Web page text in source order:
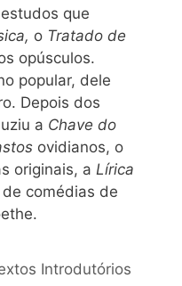
que
o Tratado de
opúsculos.
popular, dele
Depois dos
a Chave do
ovidianos, o
originais, a Lírica
comédias de
Introdutórios